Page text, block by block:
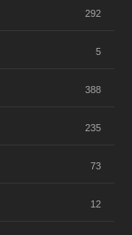
292
5
388
235
73
12